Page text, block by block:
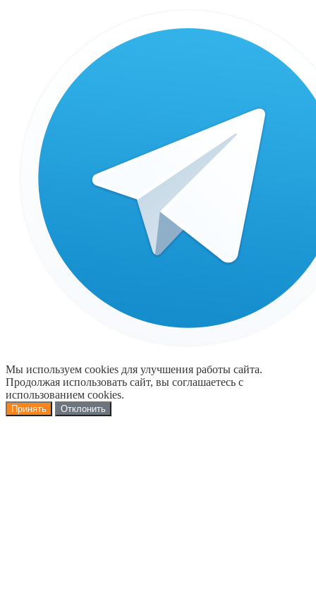
Мы используем cookies для улучшения работы сайта.
Продолжая использовать сайт, вы соглашаетесь с
использованием cookies.
Принять Отклонить